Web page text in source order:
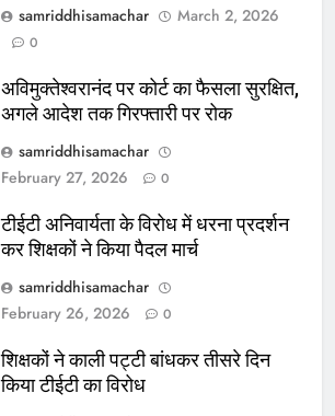
samriddhisamachar
March 2, 2026
0
अविमुक्तेश्वरानंद पर कोर्ट का फैसला सुरक्षित,
अगले आदेश तक गिरफ्तारी पर रोक
samriddhisamachar
February 27, 2026
0
टीईटी अनिवार्यता के विरोध में धरना प्रदर्शन
कर शिक्षकों ने किया पैदल मार्च
samriddhisamachar
February 26, 2026
0
शिक्षकों ने काली पट्टी बांधकर तीसरे दिन
किया टीईटी का विरोध